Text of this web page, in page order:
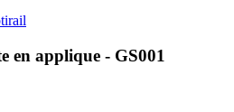
en applique - GS001